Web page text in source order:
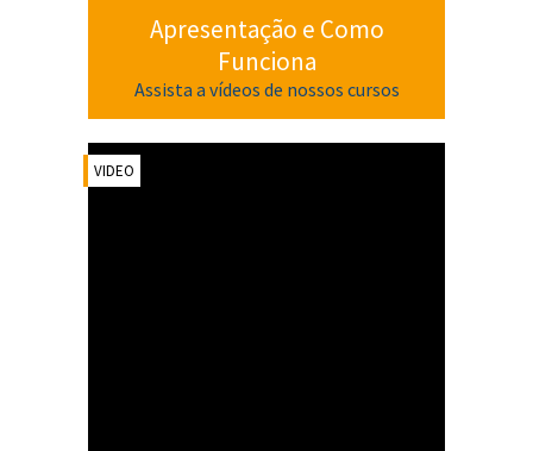
Apresentação e Como
Funciona
Assista a vídeos de nossos cursos
VIDEO